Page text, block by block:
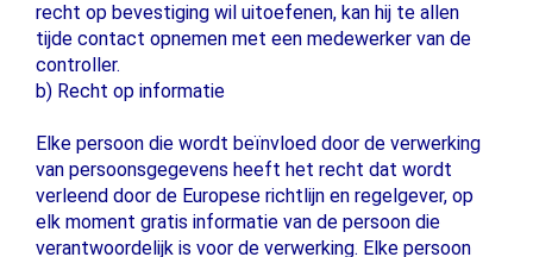
recht op bevestiging wil uitoefenen, kan hij te allen
tijde contact opnemen met een medewerker van de
controller.
b) Recht op informatie
Elke persoon die wordt beïnvloed door de verwerking
van persoonsgegevens heeft het recht dat wordt
verleend door de Europese richtlijn en regelgever, op
elk moment gratis informatie van de persoon die
verantwoordelijk is voor de verwerking. Elke persoon